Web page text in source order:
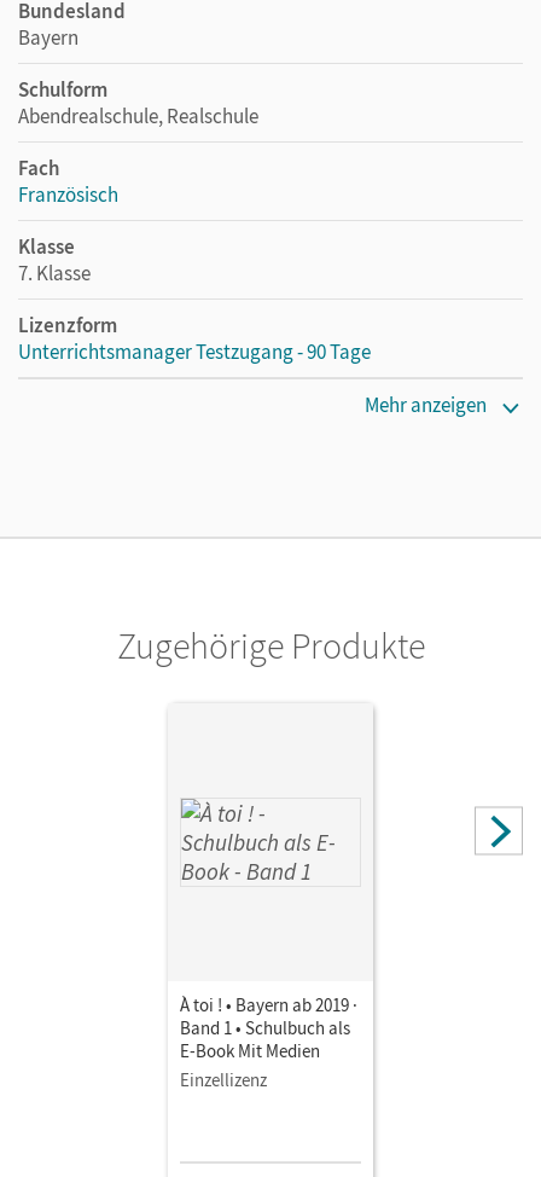
Bundesland
Bayern
Schulform
Abendrealschule, Realschule
Fach
Französisch
Klasse
7. Klasse
Lizenzform
Unterrichtsmanager Testzugang - 90 Tage
Unterrichtsmanager 90 Tage lang zu testen.
Mehr anzeigen
Zugehörige Produkte
À toi ! • Bayern ab 2019 ·
Band 1 • Schulbuch als
E-Book Mit Medien
Einzellizenz